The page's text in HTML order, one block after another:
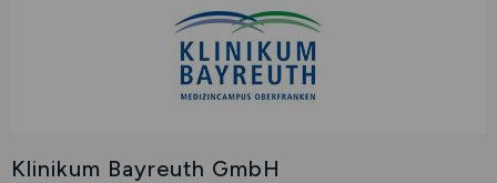
Klinikum Bayreuth GmbH